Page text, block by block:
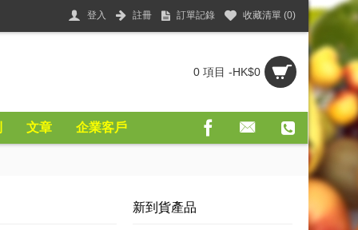
登入 註冊 訂單記錄 收藏清單 (0)
0 項目 -HK$0
文章 企業客戶
新到貨產品